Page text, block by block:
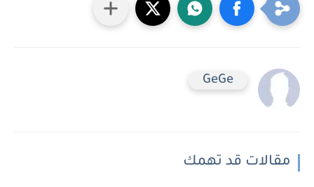
GeGe
مقالات قد تهمك